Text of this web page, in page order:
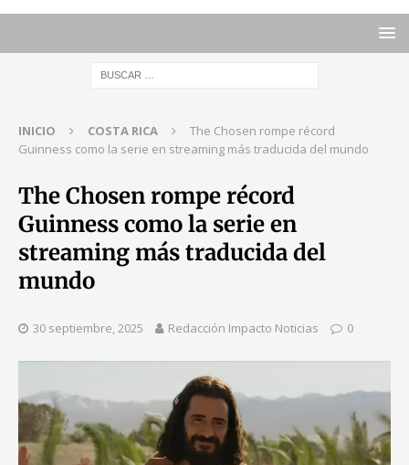
INICIO COSTA RICA
The Chosen rompe récord
Guinness como la serie en streaming más traducida del mundo
The Chosen rompe récord
Guinness como la serie en
streaming más traducida del
mundo
30 septiembre, 2025 Redacción Impacto Noticias 0